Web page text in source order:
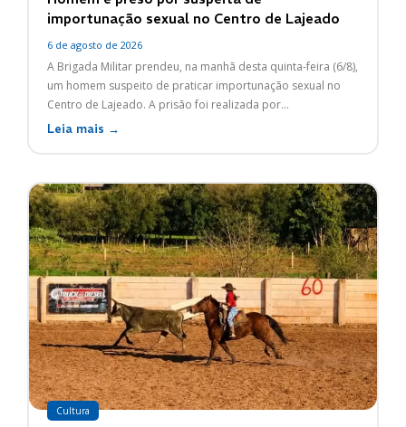
importunação sexual no Centro de Lajeado
6 de agosto de 2026
A Brigada Militar prendeu, na manhã desta quinta-feira (6/8),
um homem suspeito de praticar importunação sexual no
Centro de Lajeado. A prisão foi realizada por...
Leia mais →
Cultura